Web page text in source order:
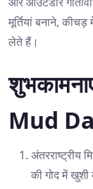
मूर्तियां बनाने,
लेते हैं।
Mud
अंतरराष्ट्रीय
की गोद में